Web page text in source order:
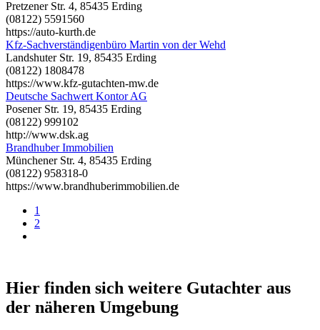
Pretzener Str. 4, 85435 Erding
(08122) 5591560
https://auto-kurth.de
Kfz-Sachverständigenbüro Martin von der Wehd
Landshuter Str. 19, 85435 Erding
(08122) 1808478
https://www.kfz-gutachten-mw.de
Deutsche Sachwert Kontor AG
Posener Str. 19, 85435 Erding
(08122) 999102
http://www.dsk.ag
Brandhuber Immobilien
Münchener Str. 4, 85435 Erding
(08122) 958318-0
https://www.brandhuberimmobilien.de
1
2
Hier finden sich weitere Gutachter aus
der näheren Umgebung